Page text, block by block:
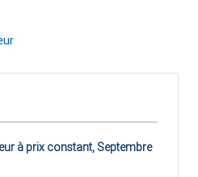
à prix constant, Septembre